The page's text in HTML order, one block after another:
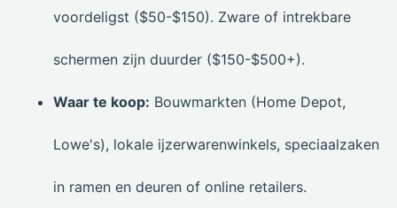
voordeligst ($50-$150). Zware of intrekbare
schermen zijn duurder ($150-$500+).
Waar te koop: Bouwmarkten (Home Depot,
Lowe's), lokale ijzerwarenwinkels, speciaalzaken
in ramen en deuren of online retailers.